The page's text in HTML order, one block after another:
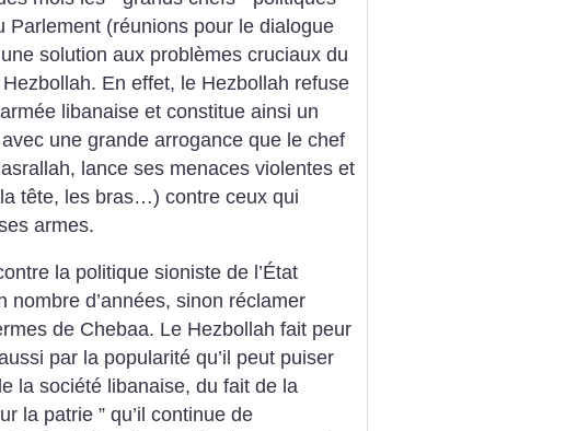
Parlement (réunions pour le dialogue
solution aux problèmes cruciaux du
En effet, le Hezbollah refuse
libanaise et constitue ainsi un
avec une grande arrogance que le chef
lance ses menaces violentes et
tête, les bras…) contre ceux qui
armes.
la politique sioniste de l’État
nombre d’années, sinon réclamer
de Chebaa. Le Hezbollah fait peur
par la popularité qu’il peut puiser
la société libanaise, du fait de la
la patrie ” qu’il continue de